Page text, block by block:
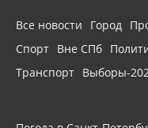
Все новости Город
Спорт Вне СПб
Транспорт Выборы-